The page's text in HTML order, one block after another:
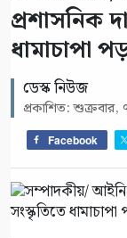
প্রশাসনিক
ধামাচাপা
ডেস্ক নিউজ
প্রকাশিত: শুক্রবার,
Facebook